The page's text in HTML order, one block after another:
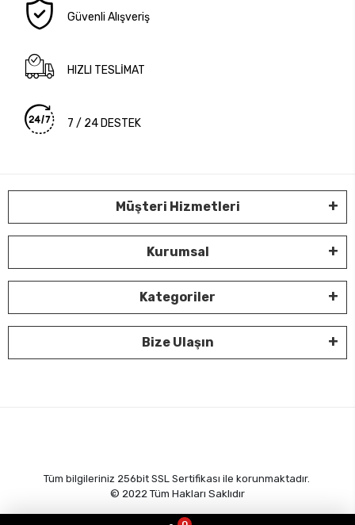
Güvenli Alışveriş
HIZLI TESLİMAT
7 / 24 DESTEK
Müşteri Hizmetleri
Kurumsal
Kategoriler
Bize Ulaşın
Tüm bilgileriniz 256bit SSL Sertifikası ile korunmaktadır.
© 2022 Tüm Hakları Saklıdır